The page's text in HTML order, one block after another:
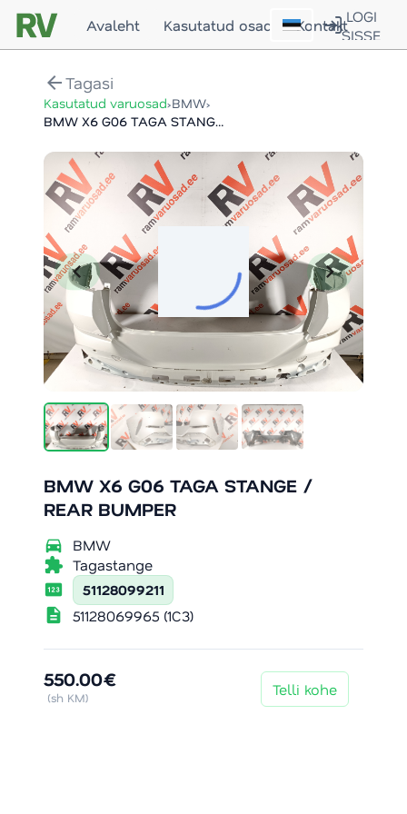
Avaleht Kasutatud osad KontaktLOGI
SISSE
arrow_backTagasi
Kasutatud varuosad›BMW›
BMW X6 G06 TAGA STANGE / REAR BUMPER
chevron_left chevron_right
BMW X6 G06 TAGA STANGE /
REAR BUMPER
directions_car BMW
extension Tagastange
pin 51128099211
description 51128069965 (1C3)
550.00€
(sh KM) Telli kohe